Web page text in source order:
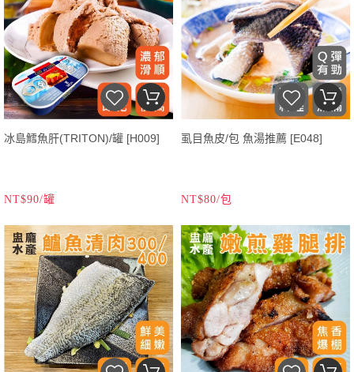
冰島鱈魚肝(TRITON)/罐 [H009]
NT$90/罐
虱目魚皮/包 魚湯推薦 [E048]
NT$80/包